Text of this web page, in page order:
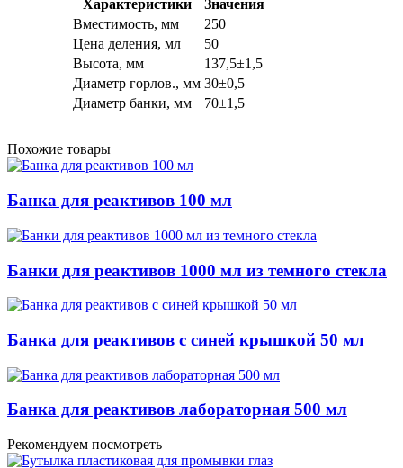
Характеристики
Значения
Вместимость, мм
250
Цена деления, мл
50
Высота, мм
137,5±1,5
Диаметр горлов., мм 30±0,5
Диаметр банки, мм
70±1,5
Похожие товары
Банка для реактивов 100 мл
Банки для реактивов 1000 мл из темного стекла
Банка для реактивов с синей крышкой 50 мл
Банка для реактивов лабораторная 500 мл
Рекомендуем посмотреть